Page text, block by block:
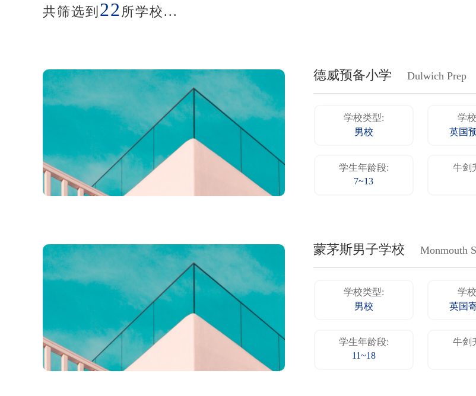
共筛选到 22所学校...
德威预备小学 Dulwich Prep
学校类型:
男校
学
英国
学生年龄段:
7~13
牛剑
蒙茅斯男子学校 Monmouth
学校类型:
男校
学
英国
学生年龄段:
11~18
牛剑